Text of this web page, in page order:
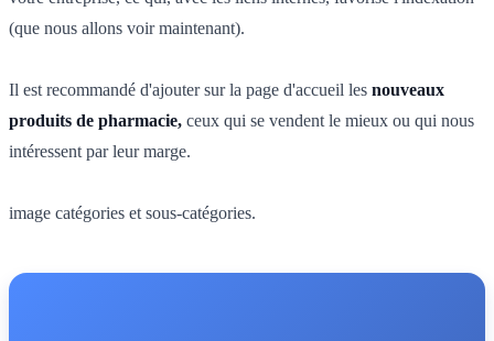
(que nous allons voir maintenant).
Il est recommandé d'ajouter sur la page d'accueil les nouveaux
produits de pharmacie, ceux qui se vendent le mieux ou qui nous
intéressent par leur marge.
image catégories et sous-catégories.